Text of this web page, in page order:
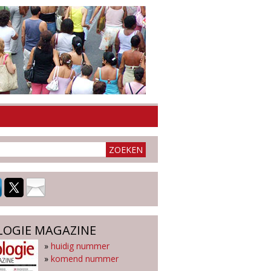
MAGAZINE
» huidig nummer
» komend nummer